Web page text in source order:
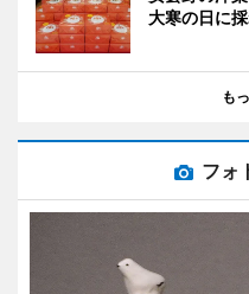
大寒の日に
も
フォ